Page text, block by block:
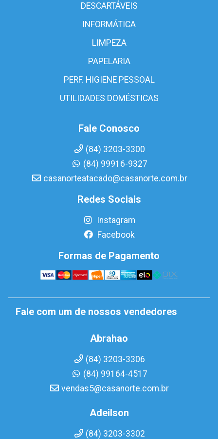
DESCARTÁVEIS
INFORMÁTICA
LIMPEZA
PAPELARIA
PERF. HIGIENE PESSOAL
UTILIDADES DOMÉSTICAS
Fale Conosco
(84) 3203-3300
(84) 99916-9327
casanorteatacado@casanorte.com.br
Redes Sociais
Instagram
Facebook
Formas de Pagamento
Fale com um de nossos vendedores
Abrahao
(84) 3203-3306
(84) 99164-4517
vendas5@casanorte.com.br
Adeilson
(84) 3203-3302